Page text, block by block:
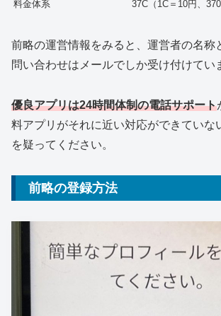
料金体系 37C（1C＝10円、370
前略の運営情報をみると、運営者の名称
問い合わせはメールでしか受け付けてい
優良アプリは24時間体制の電話サポート
料アプリがそれに近い対応ができていな
を疑ってください。
前略の登録方法